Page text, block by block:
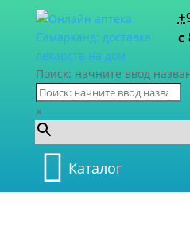
с
Поиск: начните ввод
×
Каталог